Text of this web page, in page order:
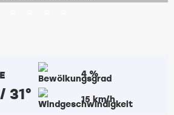
31°
4 %
15 km/h